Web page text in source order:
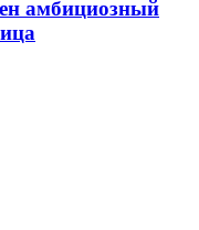
амбициозный